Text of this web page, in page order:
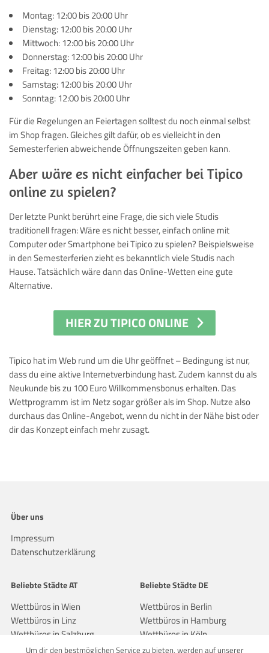
Montag: 12:00 bis 20:00 Uhr
Dienstag: 12:00 bis 20:00 Uhr
Mittwoch: 12:00 bis 20:00 Uhr
Donnerstag: 12:00 bis 20:00 Uhr
Freitag: 12:00 bis 20:00 Uhr
Samstag: 12:00 bis 20:00 Uhr
Sonntag: 12:00 bis 20:00 Uhr
Für die Regelungen an Feiertagen solltest du noch einmal selbst
im Shop fragen. Gleiches gilt dafür, ob es vielleicht in den
Semesterferien abweichende Öffnungszeiten geben kann.
Aber wäre es nicht einfacher bei Tipico
online zu spielen?
Der letzte Punkt berührt eine Frage, die sich viele Studis
traditionell fragen: Wäre es nicht besser, einfach online mit
Computer oder Smartphone bei Tipico zu spielen? Beispielsweise
in den Semesterferien zieht es bekanntlich viele Studis nach
Hause. Tatsächlich wäre dann das Online-Wetten eine gute
Alternative.
HIER ZU TIPICO ONLINE
Tipico hat im Web rund um die Uhr geöffnet – Bedingung ist nur,
dass du eine aktive Internetverbindung hast. Zudem kannst du als
Neukunde bis zu 100 Euro Willkommensbonus erhalten. Das
Wettprogramm ist im Netz sogar größer als im Shop. Nutze also
durchaus das Online-Angebot, wenn du nicht in der Nähe bist oder
dir das Konzept einfach mehr zusagt.
Über uns
Impressum
Datenschutzerklärung
Beliebte Städte DE
Wettbüros in Berlin
Wettbüros in Hamburg
Wettbüros in Köln
Beliebte Städte AT
Wettbüros in Wien
Wettbüros in Linz
Wettbüros in Salzburg
Um dir den bestmöglichen Service zu bieten, werden auf unserer